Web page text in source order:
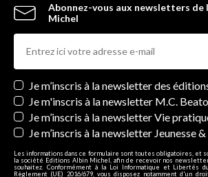
Abonnez-vous aux newsletters de
Michel
Newsletters
Je m’inscris à la newsletter des
Je m'inscris à la newsletter M.C.
Je m’inscris à la newsletter Vie
Je m’inscris à la newsletter Jeunesse
Les informations dans ce formulaire sont toutes obligatoires, et
la société Editions Albin Michel, afin de recevoir nos
souhaitez. Conformément à la Loi Informatique et Libertés
Règlement (UE) 2016/679, vous disposez notamment d'un